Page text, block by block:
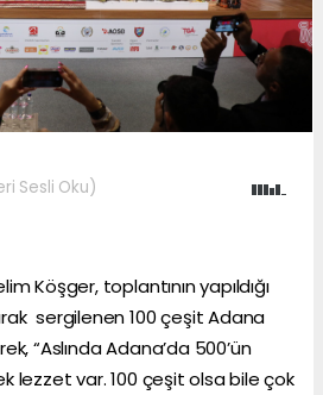
Sesli Oku)
Köşger, toplantının yapıldığı
sergilenen 100 çeşit Adana
“Aslında Adana’da 500’ün
lezzet var. 100 çeşit olsa bile çok